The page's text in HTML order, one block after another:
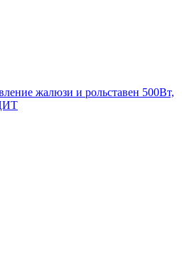
жалюзи и рольставен 500Вт,